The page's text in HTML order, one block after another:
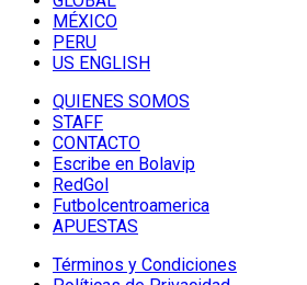
MÉXICO
PERU
US ENGLISH
QUIENES SOMOS
STAFF
CONTACTO
Escribe en Bolavip
RedGol
Futbolcentroamerica
APUESTAS
Términos y Condiciones